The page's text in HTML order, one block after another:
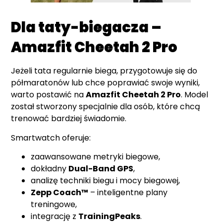
Dla taty-biegacza –
Amazfit Cheetah 2 Pro
Jeżeli tata regularnie biega, przygotowuje się do
półmaratonów lub chce poprawiać swoje wyniki,
warto postawić naAmazfit Cheetah 2 Pro. Model
został stworzony specjalnie dla osób, które chcą
trenować bardziej świadomie.
Smartwatch oferuje:
zaawansowane metryki biegowe,
dokładny Dual-Band GPS,
analizę techniki biegu i mocy biegowej,
Zepp Coach™ – inteligentne plany
treningowe,
integrację z TrainingPeaks.